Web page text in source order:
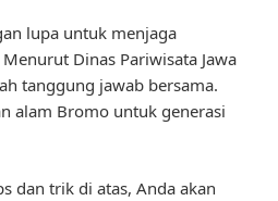
lupa untuk menjaga
Dinas Pariwisata Jawa
tanggung jawab bersama.
alam Bromo untuk generasi
dan trik di atas, Anda akan